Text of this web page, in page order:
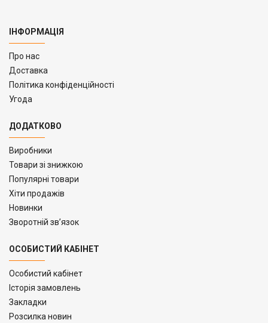
ІНФОРМАЦІЯ
Про нас
Доставка
Політика конфіденційності
Угода
ДОДАТКОВО
Виробники
Товари зі знижкою
Популярні товари
Хіти продажів
Новинки
Зворотній зв’язок
ОСОБИСТИЙ КАБІНЕТ
Особистий кабінет
Історія замовлень
Закладки
Розсилка новин